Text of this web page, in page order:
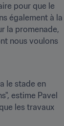
pour que le
également à la
la promenade,
nous voulons
le stade en
estime Pavel
les travaux